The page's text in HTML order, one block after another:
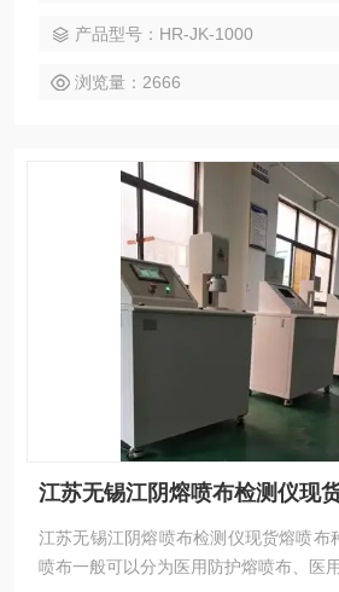
产品型号：HR-JK-1000
浏览量：2666
江苏无锡江阴熔喷布检测仪现
江苏无锡江阴熔喷布检测仪现货熔喷布
喷布一般可以分为医用防护熔喷布、医